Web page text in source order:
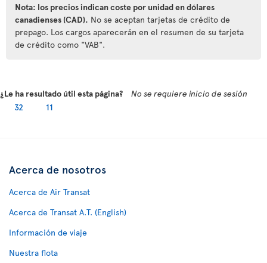
Nota: los precios indican coste por unidad en dólares
canadienses (CAD). No se aceptan tarjetas de crédito de
prepago. Los cargos aparecerán en el resumen de su tarjeta
de crédito como "VAB".
¿Le ha resultado útil esta página?
No se requiere inicio de sesión
32
11
Acerca de nosotros
Acerca de Air Transat
Acerca de Transat A.T. (English)
Información de viaje
Nuestra flota